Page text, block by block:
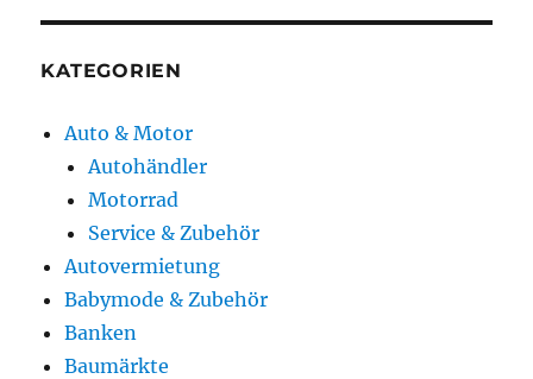
KATEGORIEN
Auto & Motor
Autohändler
Motorrad
Service & Zubehör
Autovermietung
Babymode & Zubehör
Banken
Baumärkte